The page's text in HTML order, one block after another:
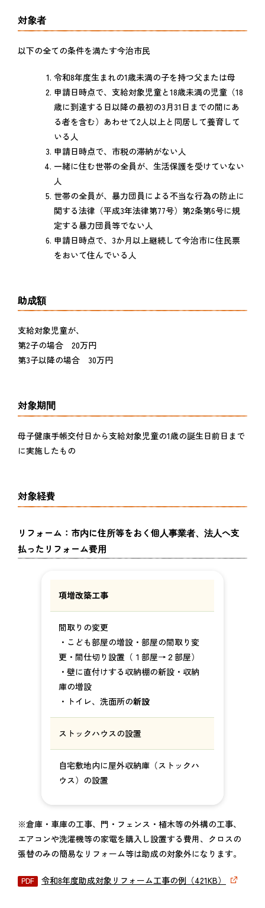
対象者
以下の全ての条件を満たす今治市民
令和8年度生まれの1歳未満の子を持つ父または母
申請日時点で、支給対象児童と18歳未満の児童（18
歳に到達する日以降の最初の3月31日までの間にあ
る者を含む）あわせて2人以上と同居して養育して
いる人
申請日時点で、市税の滞納がない人
一緒に住む世帯の全員が、生活保護を受けていない
人
世帯の全員が、暴力団員による不当な行為の防止に
関する法律（平成3年法律第77号）第2条第6号に規
定する暴力団員等でない人
申請日時点で、3か月以上継続して今治市に住民票
をおいて住んでいる人
助成額
支給対象児童が、
第2子の場合 20万円
第3子以降の場合 30万円
対象期間
母子健康手帳交付日から支給対象児童の1歳の誕生日前日まで
に実施したもの
対象経費
リフォーム：市内に住所等をおく個人事業者、法人へ支
払ったリフォーム費用
項増改築工事
間取りの変更
・こども部屋の増設・部屋の間取り変
更・間仕切り設置（１部屋→２部屋）
・壁に直付けする収納棚の新設・収納
庫の増設
・トイレ、洗面所の新設
ストックハウスの設置
自宅敷地内に屋外収納庫（ストックハ
ウス）の設置
※倉庫・車庫の工事、門・フェンス・植木等の外構の工事、
エアコンや洗濯機等の家電を購入し設置する費用、クロスの
張替のみの簡易なリフォーム等は助成の対象外になります。
令和8年度助成対象リフォーム工事の例（421KB）